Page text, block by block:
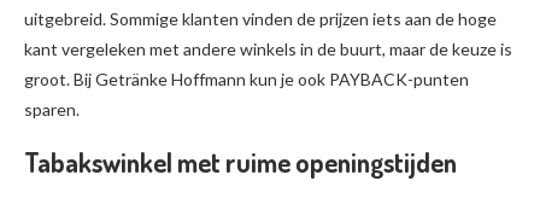
uitgebreid. Sommige klanten vinden de prijzen iets aan de hoge
kant vergeleken met andere winkels in de buurt, maar de keuze is
groot. Bij Getränke Hoffmann kun je ook PAYBACK-punten
sparen.
Tabakswinkel met ruime openingstijden